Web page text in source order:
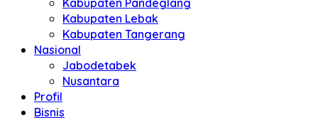
Kabupaten Pandeglang
Kabupaten Lebak
Kabupaten Tangerang
Nasional
Jabodetabek
Nusantara
Profil
Bisnis